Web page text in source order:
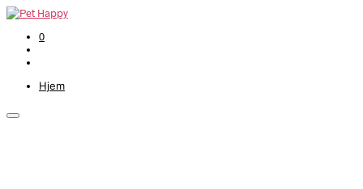
0
Hjem